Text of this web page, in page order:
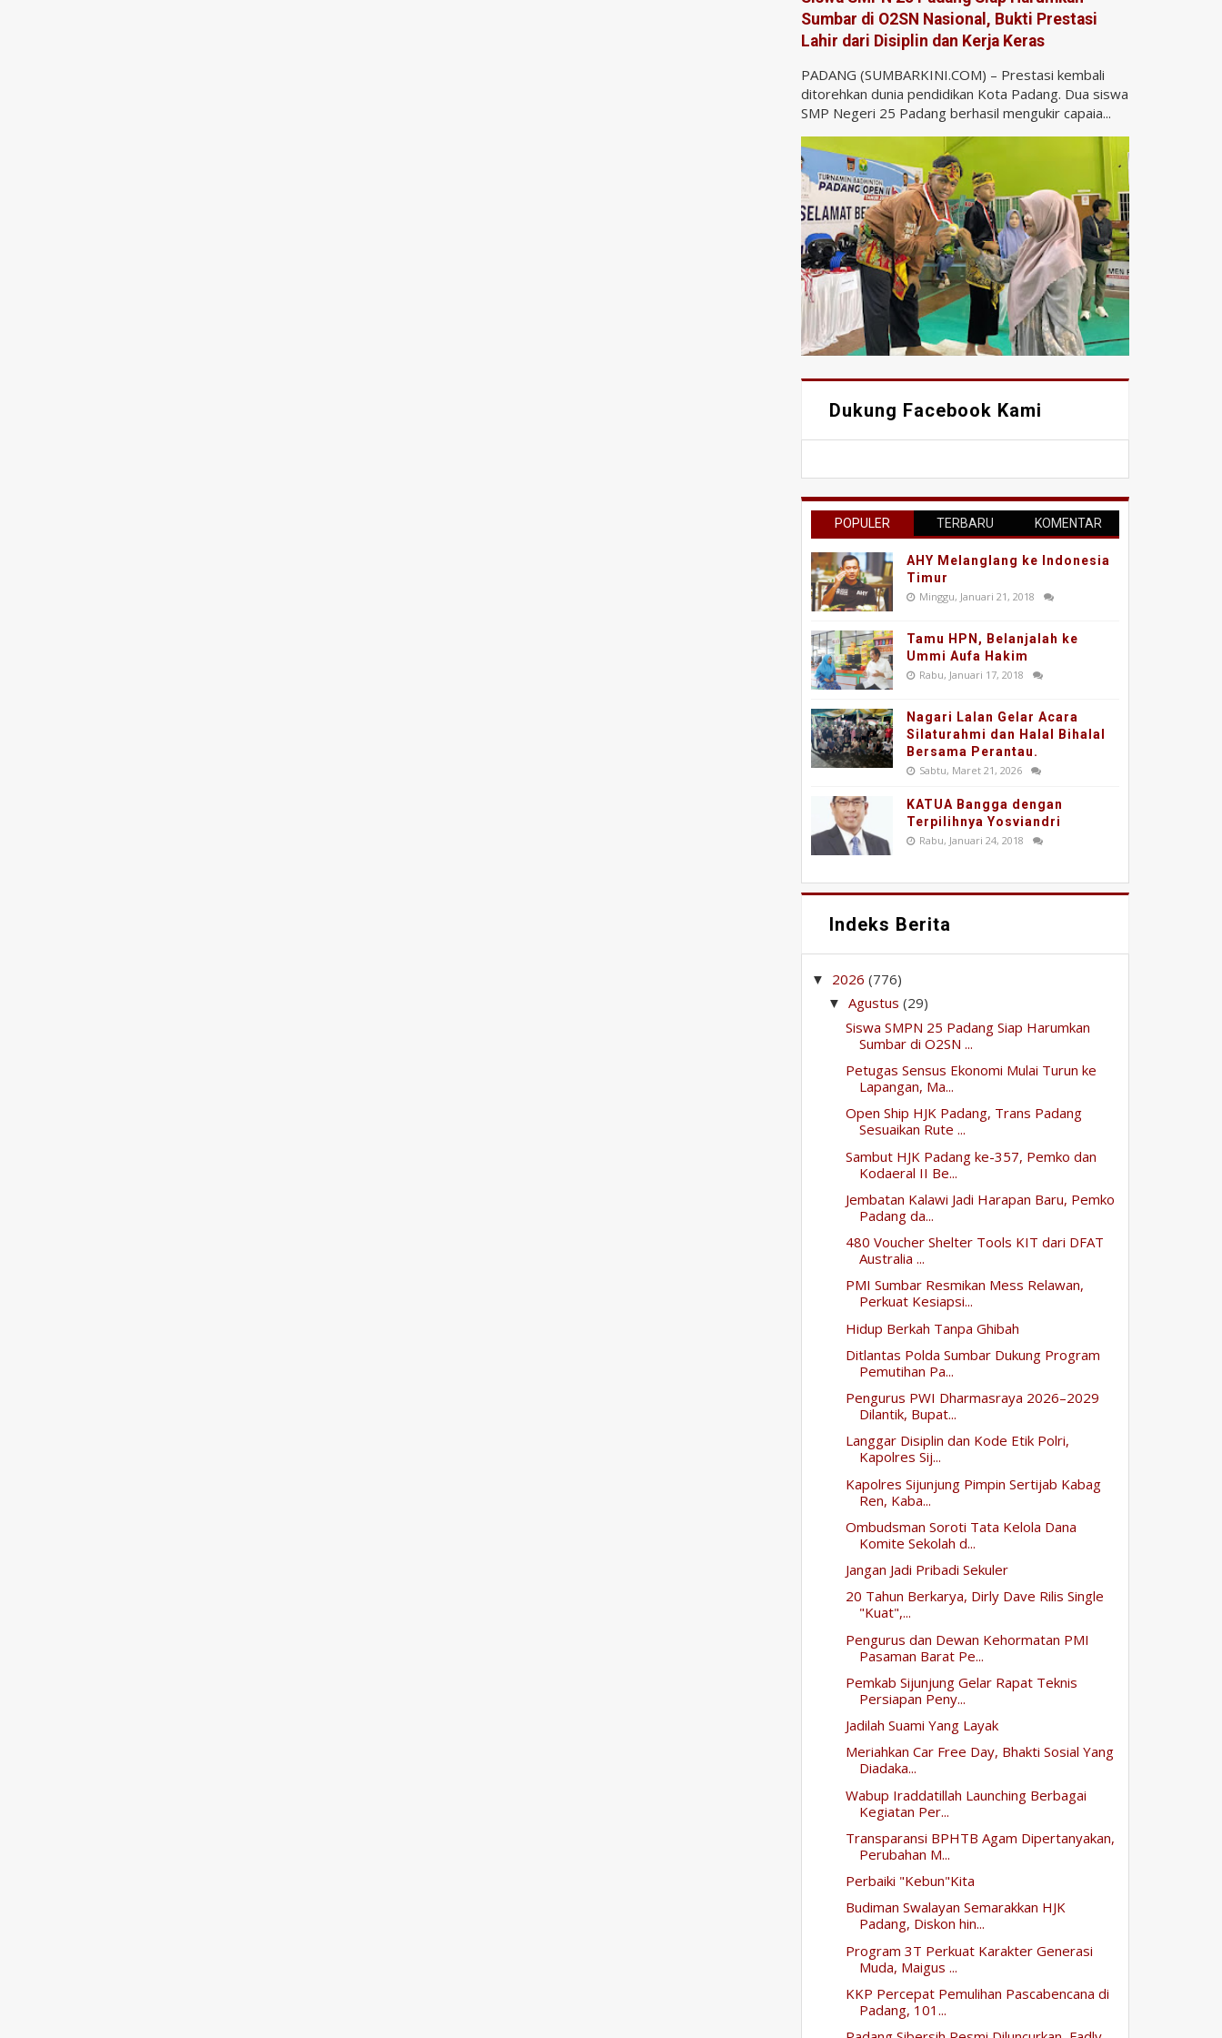
Sumbar di O2SN Nasional, Bukti Prestasi
Lahir dari Disiplin dan Kerja Keras
PADANG (SUMBARKINI.COM) – Prestasi kembali
ditorehkan dunia pendidikan Kota Padang. Dua siswa
SMP Negeri 25 Padang berhasil mengukir capaia...
Dukung Facebook Kami
POPULER TERBARU KOMENTAR
AHY Melanglang ke Indonesia
Timur
Minggu, Januari 21, 2018
Tamu HPN, Belanjalah ke
Ummi Aufa Hakim
Rabu, Januari 17, 2018
Nagari Lalan Gelar Acara
Silaturahmi dan Halal Bihalal
Bersama Perantau.
Sabtu, Maret 21, 2026
KATUA Bangga dengan
Terpilihnya Yosviandri
Rabu, Januari 24, 2018
Indeks Berita
▼ 2026(776)
▼Agustus(29)
Siswa SMPN 25 Padang Siap Harumkan
Sumbar di O2SN ...
Petugas Sensus Ekonomi Mulai Turun ke
Lapangan, Ma...
Open Ship HJK Padang, Trans Padang
Sesuaikan Rute ...
Sambut HJK Padang ke-357, Pemko dan
Kodaeral II Be...
Jembatan Kalawi Jadi Harapan Baru, Pemko
Padang da...
480 Voucher Shelter Tools KIT dari DFAT
Australia ...
PMI Sumbar Resmikan Mess Relawan,
Perkuat Kesiapsi...
Hidup Berkah Tanpa Ghibah
Ditlantas Polda Sumbar Dukung Program
Pemutihan Pa...
Pengurus PWI Dharmasraya 2026–2029
Dilantik, Bupat...
Langgar Disiplin dan Kode Etik Polri,
Kapolres Sij...
Kapolres Sijunjung Pimpin Sertijab Kabag
Ren, Kaba...
Ombudsman Soroti Tata Kelola Dana
Komite Sekolah d...
Jangan Jadi Pribadi Sekuler
20 Tahun Berkarya, Dirly Dave Rilis Single
"Kuat",...
Pengurus dan Dewan Kehormatan PMI
Pasaman Barat Pe...
Pemkab Sijunjung Gelar Rapat Teknis
Persiapan Peny...
Jadilah Suami Yang Layak
Meriahkan Car Free Day, Bhakti Sosial Yang
Diadaka...
Wabup Iraddatillah Launching Berbagai
Kegiatan Per...
Transparansi BPHTB Agam Dipertanyakan,
Perubahan M...
Perbaiki "Kebun"Kita
Budiman Swalayan Semarakkan HJK
Padang, Diskon hin...
Program 3T Perkuat Karakter Generasi
Muda, Maigus ...
KKP Percepat Pemulihan Pascabencana di
Padang, 101...